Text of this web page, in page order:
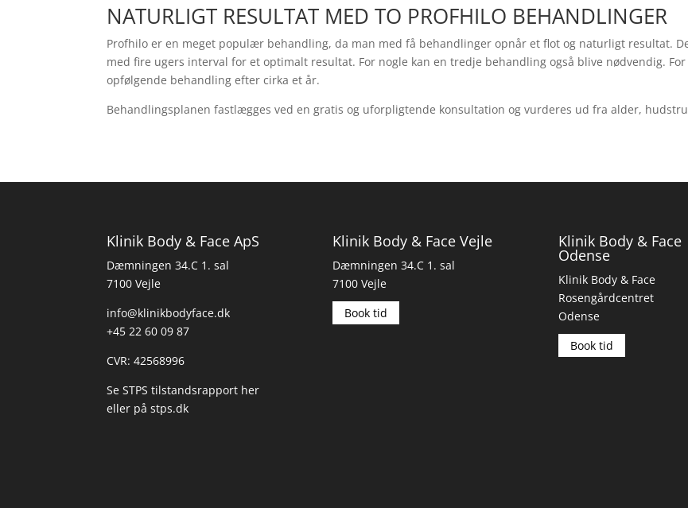
NATURLIGT RESULTAT MED TO PROFHILO BEHANDLINGER
Profhilo er en meget populær behandling, da man med få behandlinger opnår et flot og naturligt resultat.
med fire ugers interval for et optimalt resultat. For nogle kan en tredje behandling også blive nødvendig.
opfølgende behandling efter cirka et år.
Behandlingsplanen fastlægges ved en gratis og uforpligtende konsultation og vurderes ud fra alder,
Klinik Body & Face ApS
Dæmningen 34.C 1. sal
7100 Vejle
info@klinikbodyface.dk
+45 22 60 09 87
CVR: 42568996
Se STPS tilstandsrapport her
eller påstps.dk
Klinik Body & Face Vejle
Dæmningen 34.C 1. sal
7100 Vejle
Book tid
Klinik Body & Face
Odense
Klinik Body & Face
Rosengårdcentret
Odense
Book tid